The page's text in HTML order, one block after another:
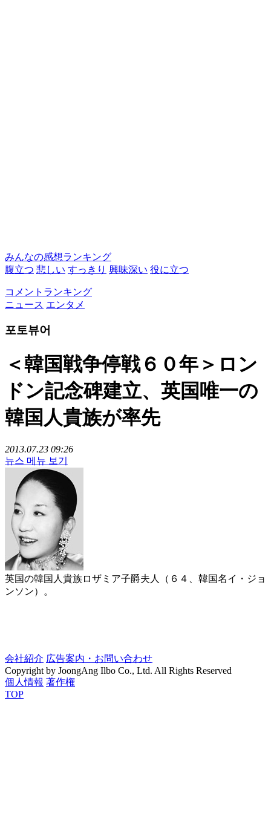
みんなの感想ランキング
腹立つ 悲しい すっきり 興味深い 役に立つ
コメントランキング
ニュース エンタメ
포토뷰어
＜韓国戦争停戦６０年＞ロン
ドン記念碑建立、英国唯一の
韓国人貴族が率先
2013.07.23 09:26
뉴스 메뉴 보기
英国の韓国人貴族ロザミア子爵夫人（６４、韓国名イ・ジョ
ンソン）。
会社紹介 広告案内・お問い合わせ
Copyright by JoongAng Ilbo Co., Ltd. All Rights Reserved
個人情報 著作権
TOP